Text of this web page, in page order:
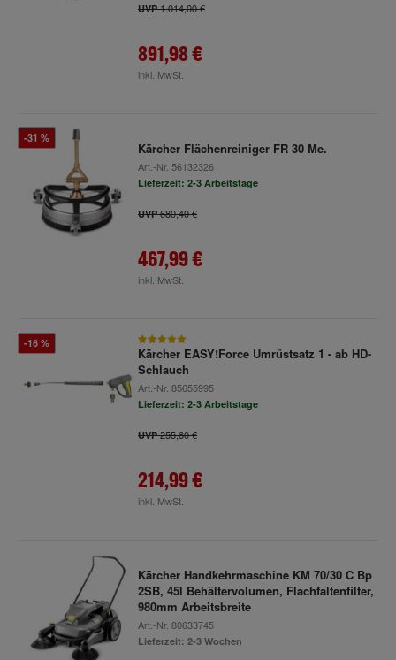
UVP1.014,00 €
891,98 €
inkl. MwSt.
-31 %
Kärcher Flächenreiniger FR 30 Me.
Art.-Nr. 56132326
Lieferzeit: 2-3 Arbeitstage
UVP680,40 €
467,99 €
inkl. MwSt.
-16 %
Kärcher EASY!Force Umrüstsatz 1 - ab HD-
Schlauch
Art.-Nr. 85655995
Lieferzeit: 2-3 Arbeitstage
UVP255,60 €
214,99 €
inkl. MwSt.
Kärcher Handkehrmaschine KM 70/30 C Bp
2SB, 45l Behältervolumen, Flachfaltenfilter,
980mm Arbeitsbreite
Art.-Nr. 80633745
Lieferzeit: 2-3 Wochen